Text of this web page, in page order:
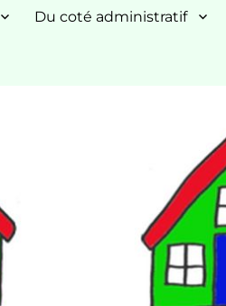
Du coté administratif